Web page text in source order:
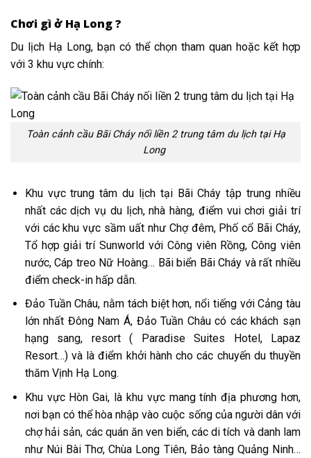
Chơi gì ở Hạ Long ?
Du lịch Hạ Long, bạn có thể chọn tham quan hoặc kết hợp
với 3 khu vực chính:
Toàn cảnh cầu Bãi Cháy nối liền 2 trung tâm du lịch tại Hạ
Long
Khu vực trung tâm du lịch tại Bãi Cháy tập trung nhiều
nhất các dịch vụ du lịch, nhà hàng, điểm vui chơi giải trí
với các khu vực sầm uất như Chợ đêm, Phố cổ Bãi Cháy,
Tổ hợp giải trí Sunworld với Công viên Rồng, Công viên
nước, Cáp treo Nữ Hoàng… Bãi biển Bãi Cháy và rất nhiều
điểm check-in hấp dẫn.
Đảo Tuần Châu, nằm tách biệt hơn, nổi tiếng với Cảng tàu
lớn nhất Đông Nam Á, Đảo Tuần Châu có các khách sạn
hạng sang, resort ( Paradise Suites Hotel, Lapaz
Resort…) và là điểm khởi hành cho các chuyến du thuyền
thăm Vịnh Hạ Long.
Khu vực Hòn Gai, là khu vực mang tính địa phương hơn,
nơi bạn có thể hòa nhập vào cuộc sống của người dân với
chợ hải sản, các quán ăn ven biển, các di tích và danh lam
như Núi Bài Thơ, Chùa Long Tiên, Bảo tàng Quảng Ninh…